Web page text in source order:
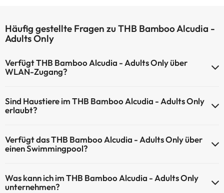
Häufig gestellte Fragen zu THB Bamboo Alcudia -
Adults Only
Verfügt THB Bamboo Alcudia - Adults Only über
WLAN-Zugang?
Sind Haustiere im THB Bamboo Alcudia - Adults Only
erlaubt?
Verfügt das THB Bamboo Alcudia - Adults Only über
einen Swimmingpool?
Schwimmbad (dieser Service ist eventuell gebührenpflichtig). Hier
finden Sie weitere Informationen über das Schwimmbad und
Was kann ich im THB Bamboo Alcudia - Adults Only
unternehmen?